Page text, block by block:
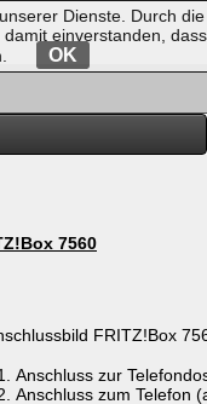
7560
Anschluss zur
Anschluss zum Telefon
Dienste. Durch die
einverstanden, dass
OK